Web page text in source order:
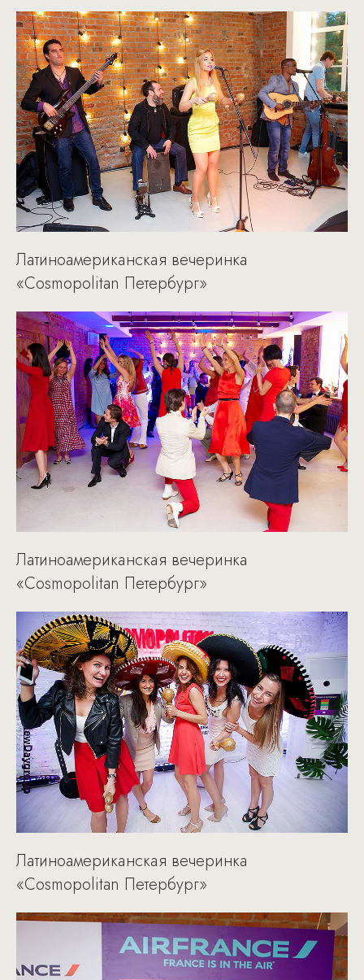
Латиноамериканская вечеринка
«Cosmopolitan Петербург»
Латиноамериканская вечеринка
«Cosmopolitan Петербург»
Латиноамериканская вечеринка
«Cosmopolitan Петербург»